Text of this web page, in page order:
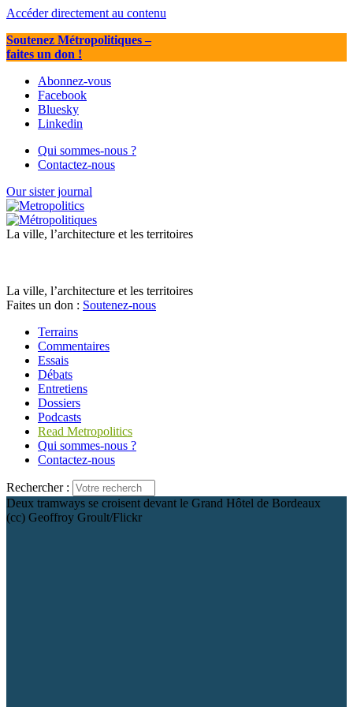
Accéder directement au contenu
Soutenez Métropolitiques–
faites un don !
Abonnez-vous
Facebook
Bluesky
Linkedin
Qui sommes-nous ?
Contactez-nous
Our sister journal
La ville, l’architecture et les territoires
La ville, l’architecture et les territoires
Faites un don : Soutenez-nous
Terrains
Commentaires
Essais
Débats
Entretiens
Dossiers
Podcasts
Read Metropolitics
Qui sommes-nous ?
Contactez-nous
Rechercher :
Deux tramways se croisent devant le Grand Hôtel de Bordeaux
(cc) Geoffroy Groult/Flickr